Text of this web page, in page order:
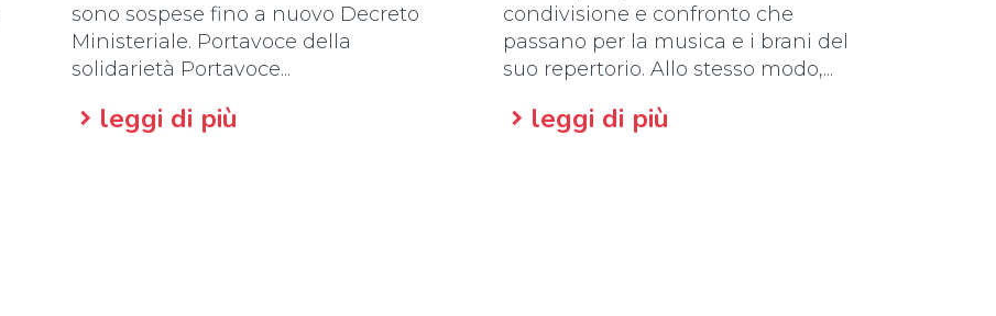
sono sospese fino a nuovo Decreto
Ministeriale. Portavoce della
solidarietà Portavoce...
leggi di più
condivisione e confronto che
passano per la musica e i brani del
suo repertorio. Allo stesso modo,...
leggi di più